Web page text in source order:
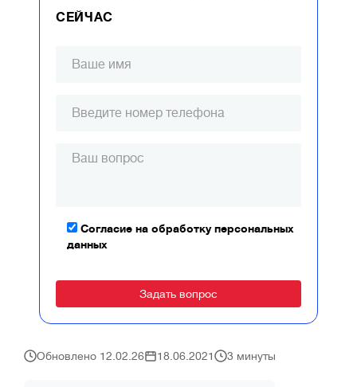
СЕЙЧАС
Согласие на обработку персональных
данных
Обновлено 12.02.26 18.06.2021 3 минуты